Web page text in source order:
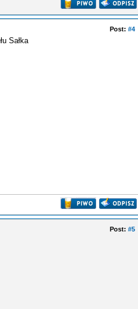
Post:#4
Sałka
Post:#5